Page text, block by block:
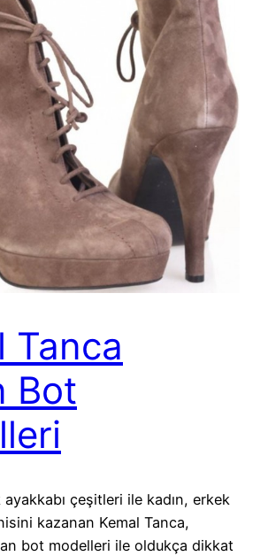
Tanca
Bot
ayakkabı çeşitleri ile kadın, erkek
kazanan Kemal Tanca,
bot modelleri ile oldukça dikkat